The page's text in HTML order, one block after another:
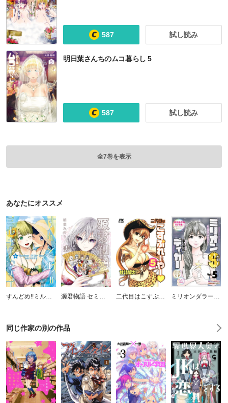
587 試し読み
明日葉さんちのムコ暮らし 5
587 試し読み
全7巻を表示
あなたにオススメ
すんどめ!!ミルキーウェイ 源君物語 セミカラー版 二代目はこすぷれーやー♥ ミリオンダラーディガー
同じ作家の別の作品